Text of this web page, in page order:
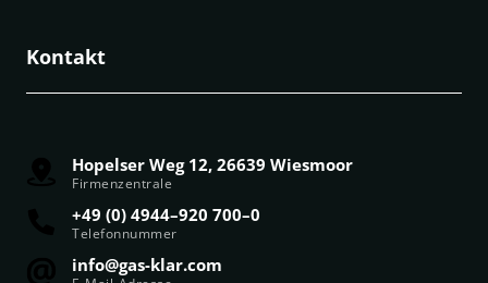
Kontakt
Hopelser Weg 12, 26639 Wiesmoor
Firmenzentrale
+49 (0) 4944–920 700–0
Telefonnummer
info@gas-klar.com